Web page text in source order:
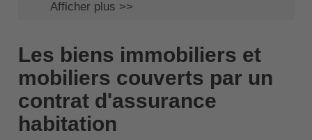
Afficher plus >>
Les biens immobiliers et
mobiliers couverts par un
contrat d'assurance
habitation